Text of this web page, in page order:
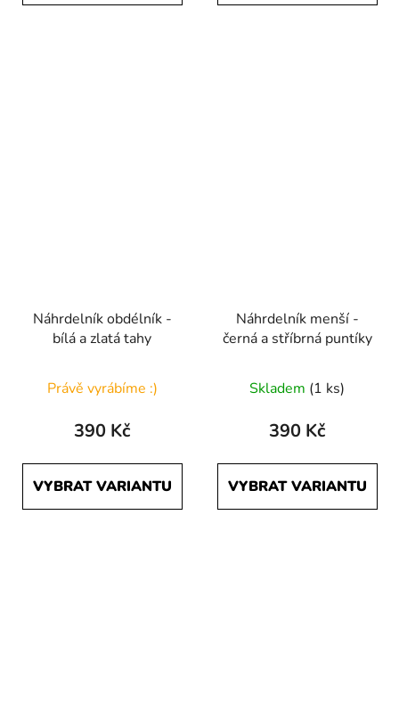
Náhrdelník obdélník -
bílá a zlatá tahy
Právě vyrábíme :)
390 Kč
VYBRAT VARIANTU
Náhrdelník menší -
černá a stříbrná puntíky
Skladem (1 ks)
390 Kč
VYBRAT VARIANTU